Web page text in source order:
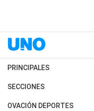
PRINCIPALES
Últimas Noticias
Política
SECCIONES
Horóscopo
OVACIÓN DEPORTES